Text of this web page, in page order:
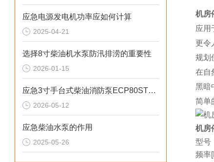
应急电源发电机功率应如何计算
2025-04-21
选择8寸柴油机水泵防汛排涝的重要性
2026-01-15
应急3寸手台式柴油消防泵ECP80ST产品介绍
2026-05-12
应急柴油水泵的作用
2025-05-26
机房
应用
更令
规划
在自
黑暗
简单
机房
型号
频率